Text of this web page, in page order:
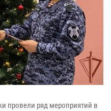
провели ряд мероприятий в